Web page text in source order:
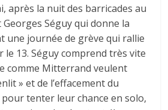
après la nuit des barricades au
Georges Séguy qui donne la
une journée de grève qui rallie
13. Séguy comprend très vite
comme Mitterrand veulent
» et de l’effacement du
pour tenter leur chance en solo,